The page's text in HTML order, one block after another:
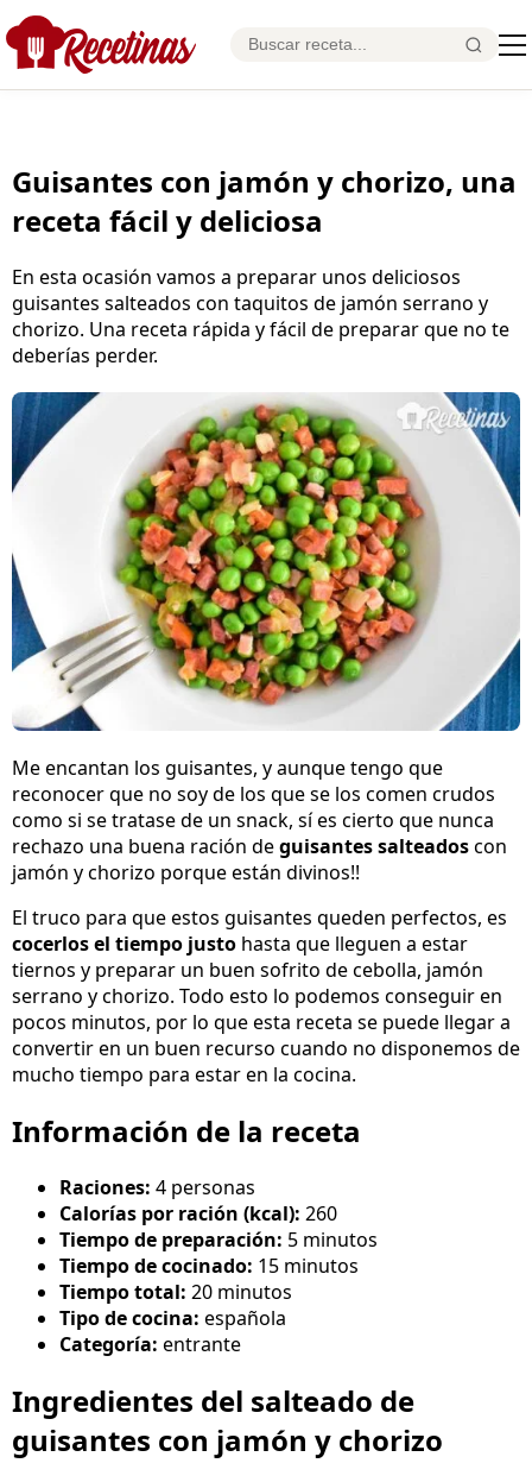
Guisantes con jamón y chorizo, una
receta fácil y deliciosa
En esta ocasión vamos a preparar unos deliciosos
guisantes salteados con taquitos de jamón serrano y
chorizo. Una receta rápida y fácil de preparar que no te
deberías perder.
Me encantan los guisantes, y aunque tengo que
reconocer que no soy de los que se los comen crudos
como si se tratase de un snack, sí es cierto que nunca
rechazo una buena ración deguisantes salteadoscon
jamón y chorizo porque están divinos!!
El truco para que estos guisantes queden perfectos, es
cocerlos el tiempo justo hasta que lleguen a estar
tiernos y preparar un buen sofrito de cebolla, jamón
serrano y chorizo. Todo esto lo podemos conseguir en
pocos minutos, por lo que esta receta se puede llegar a
convertir en un buen recurso cuando no disponemos de
mucho tiempo para estar en la cocina.
Información de la receta
Raciones: 4 personas
Calorías por ración (kcal): 260
Tiempo de preparación: 5 minutos
Tiempo de cocinado: 15 minutos
Tiempo total: 20 minutos
Tipo de cocina: española
Categoría: entrante
Ingredientes del salteado de
guisantes con jamón y chorizo